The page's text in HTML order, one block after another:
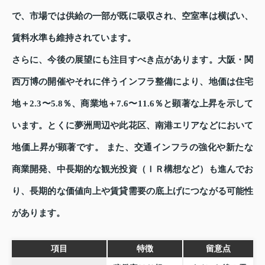
で、市場では供給の一部が既に吸収され、空室率は横ばい、
賃料水準も維持されています。
さらに、今後の展望にも注目すべき点があります。大阪・関
西万博の開催やそれに伴うインフラ整備により、地価は住宅
地＋2.3〜5.8％、商業地＋7.6〜11.6％と顕著な上昇を示して
います。とくに夢洲周辺や此花区、南港エリアなどにおいて
地価上昇が顕著です。 また、交通インフラの強化や新たな
商業開発、中長期的な観光投資（ＩＲ構想など）も進んでお
り、長期的な価値向上や賃貸需要の底上げにつながる可能性
があります。
項目 特徴 留意点